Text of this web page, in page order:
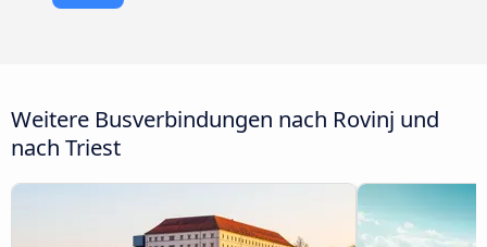
Weitere Busverbindungen nach Rovinj und
nach Triest